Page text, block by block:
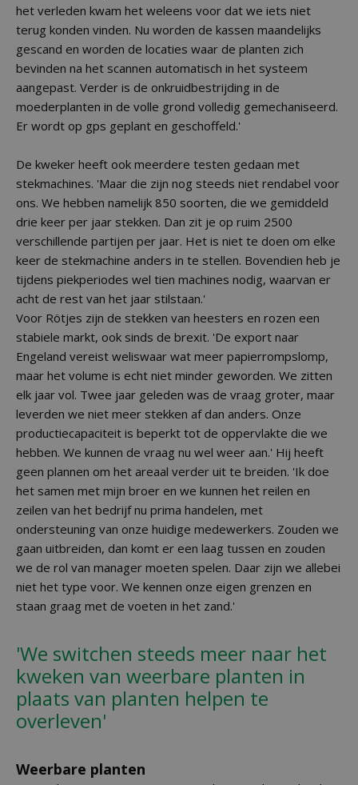
het verleden kwam het weleens voor dat we iets niet
terug konden vinden. Nu worden de kassen maandelijks
gescand en worden de locaties waar de planten zich
bevinden na het scannen automatisch in het systeem
aangepast. Verder is de onkruidbestrijding in de
moederplanten in de volle grond volledig gemechaniseerd.
Er wordt op gps geplant en geschoffeld.'
De kweker heeft ook meerdere testen gedaan met
stekmachines. 'Maar die zijn nog steeds niet rendabel voor
ons. We hebben namelijk 850 soorten, die we gemiddeld
drie keer per jaar stekken. Dan zit je op ruim 2500
verschillende partijen per jaar. Het is niet te doen om elke
keer de stekmachine anders in te stellen. Bovendien heb je
tijdens piekperiodes wel tien machines nodig, waarvan er
acht de rest van het jaar stilstaan.'
Voor Rötjes zijn de stekken van heesters en rozen een
stabiele markt, ook sinds de brexit. 'De export naar
Engeland vereist weliswaar wat meer papierrompslomp,
maar het volume is echt niet minder geworden. We zitten
elk jaar vol. Twee jaar geleden was de vraag groter, maar
leverden we niet meer stekken af dan anders. Onze
productiecapaciteit is beperkt tot de oppervlakte die we
hebben. We kunnen de vraag nu wel weer aan.' Hij heeft
geen plannen om het areaal verder uit te breiden. 'Ik doe
het samen met mijn broer en we kunnen het reilen en
zeilen van het bedrijf nu prima handelen, met
ondersteuning van onze huidige medewerkers. Zouden we
gaan uitbreiden, dan komt er een laag tussen en zouden
we de rol van manager moeten spelen. Daar zijn we allebei
niet het type voor. We kennen onze eigen grenzen en
staan graag met de voeten in het zand.'
'We switchen steeds meer naar het
kweken van weerbare planten in
plaats van planten helpen te
overleven'
Weerbare planten